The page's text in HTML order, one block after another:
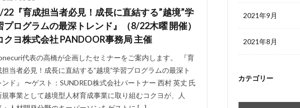
22『育成担当者必見！成長に直結する”越境”学
プログラムの最深トレンド』（8/22木曜 開催）
クヨ株式会社 PANDOOR事務局 主催
代表の高橋が企画したセミナーをご案内します。 『育
担当者必見！成長に直結する”越境”学習プログラムの最深ト
ンド』 〜ゲスト：SUNDRED株式会社パートナー 西村 英丈 氏
規事業として越境型人材育成事業に取り組むコクヨが、人
2021年9月
2021年8月
カテゴリー